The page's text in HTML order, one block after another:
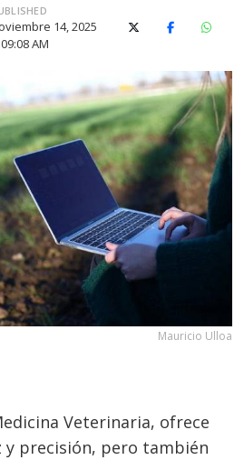
14, 2025
09:08 AM
X (Twitter)Facebook
Mauricio Ulloa
Veterinaria, ofrece
y precisión, pero también